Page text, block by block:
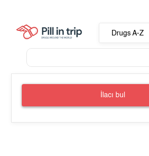
Drugs A-Z
İlacı bul